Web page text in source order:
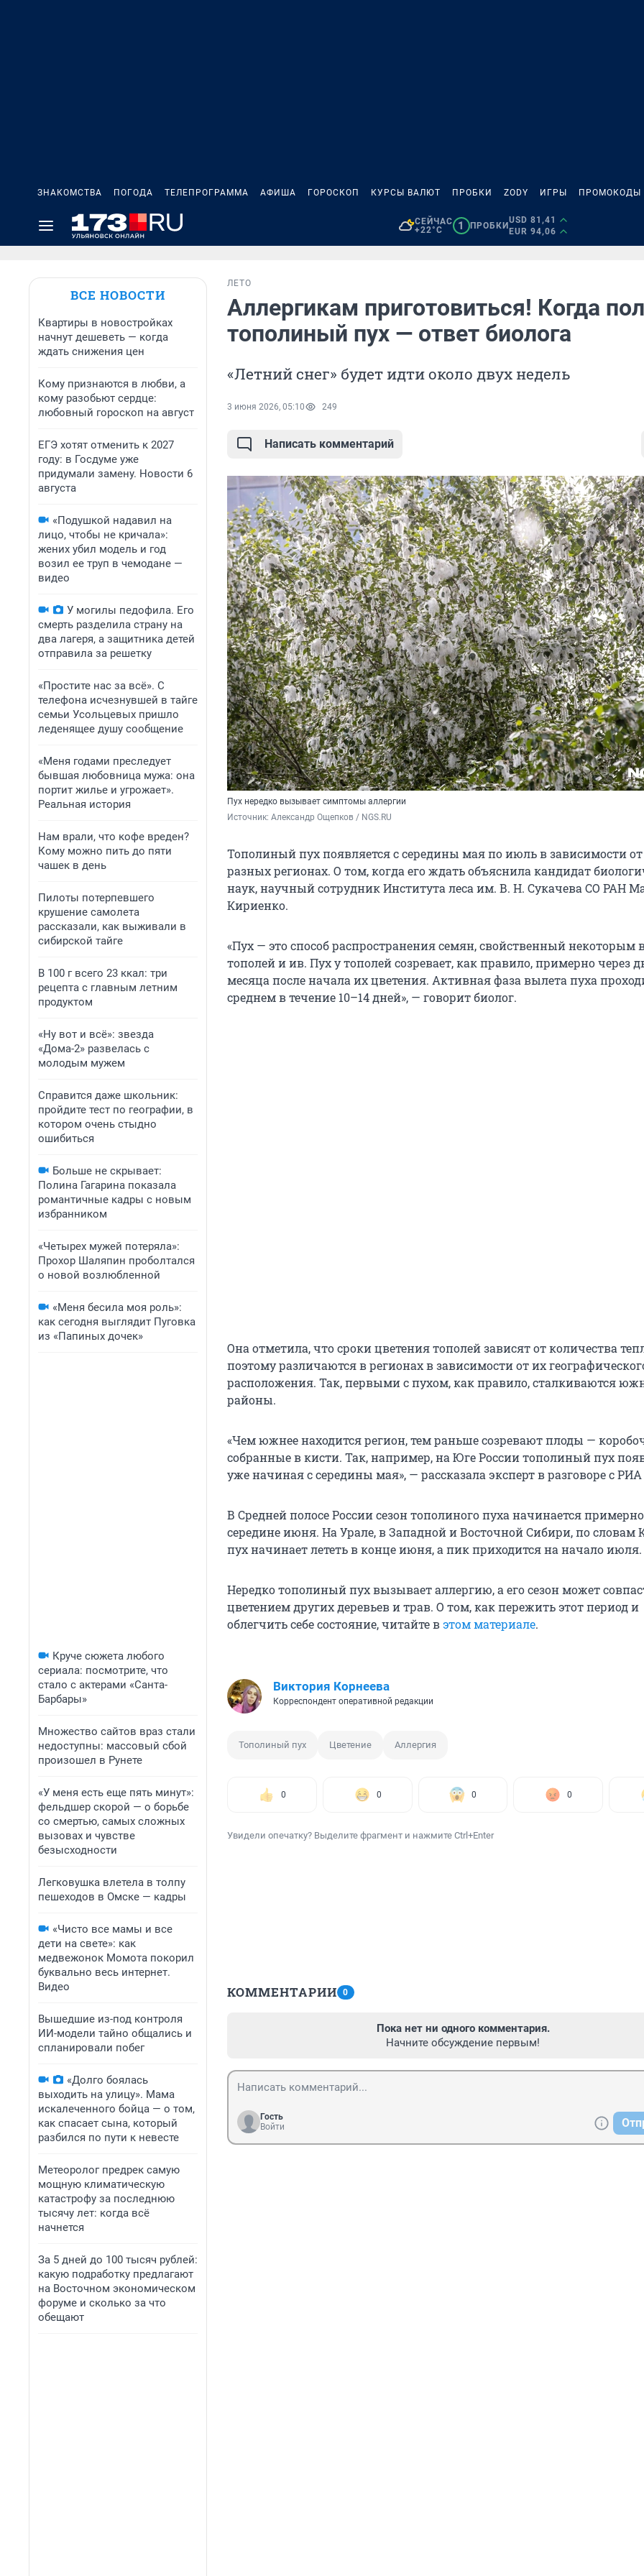
ЗНАКОМСТВА ПОГОДА ТЕЛЕПРОГРАММА АФИША ГОРОСКОП КУРСЫ ВАЛЮТ ПРОБКИ ZODY ИГРЫ ПРОМОКОДЫ
СЕЙЧАС
+22°C
1 ПРОБКИ
USD 81,41
EUR 94,06
ВСЕ НОВОСТИ
Квартиры в новостройках
начнут дешеветь — когда
ждать снижения цен
Кому признаются в любви, а
кому разобьют сердце:
любовный гороскоп на август
ЕГЭ хотят отменить к 2027
году: в Госдуме уже
придумали замену. Новости 6
августа
«Подушкой надавил на
лицо, чтобы не кричала»:
жених убил модель и год
возил ее труп в чемодане —
видео
У могилы педофила. Его
смерть разделила страну на
два лагеря, а защитника детей
отправила за решетку
«Простите нас за всё». С
телефона исчезнувшей в тайге
семьи Усольцевых пришло
леденящее душу сообщение
«Меня годами преследует
бывшая любовница мужа: она
портит жилье и угрожает».
Реальная история
Нам врали, что кофе вреден?
Кому можно пить до пяти
чашек в день
Пилоты потерпевшего
крушение самолета
рассказали, как выживали в
сибирской тайге
В 100 г всего 23 ккал: три
рецепта с главным летним
продуктом
«Ну вот и всё»: звезда
«Дома-2» развелась с
молодым мужем
Справится даже школьник:
пройдите тест по географии, в
котором очень стыдно
ошибиться
Больше не скрывает:
Полина Гагарина показала
романтичные кадры с новым
избранником
«Четырех мужей потеряла»:
Прохор Шаляпин проболтался
о новой возлюбленной
«Меня бесила моя роль»:
как сегодня выглядит Пуговка
из «Папиных дочек»
Круче сюжета любого
сериала: посмотрите, что
стало с актерами «Санта-
Барбары»
Множество сайтов враз стали
недоступны: массовый сбой
произошел в Рунете
«У меня есть еще пять минут»:
фельдшер скорой — о борьбе
со смертью, самых сложных
вызовах и чувстве
безысходности
Легковушка влетела в толпу
пешеходов в Омске — кадры
«Чисто все мамы и все
дети на свете»: как
медвежонок Момота покорил
буквально весь интернет.
Видео
Вышедшие из-под контроля
ИИ-модели тайно общались и
спланировали побег
«Долго боялась
выходить на улицу». Мама
искалеченного бойца — о том,
как спасает сына, который
разбился по пути к невесте
Метеоролог предрек самую
мощную климатическую
катастрофу за последнюю
тысячу лет: когда всё
начнется
За 5 дней до 100 тысяч рублей:
какую подработку предлагают
на Восточном экономическом
форуме и сколько за что
обещают
ЛЕТО
Аллергикам приготовиться! Когда
тополиный пух — ответ биолога
«Летний снег» будет идти около двух недель
3 июня 2026, 05:10 249
Написать комментарий
Пух нередко вызывает симптомы аллергии
Источник: Александр Ощепков / NGS.RU
Тополиный пух появляется с середины мая по июль в зависимости
разных регионах. О том, когда его ждать объяснила кандидат
наук, научный сотрудник Института леса им. В. Н. Сукачева СО РАН
Кириенко.
«Пух — это способ распространения семян, свойственный некоторым
тополей и ив. Пух у тополей созревает, как правило, примерно через
месяца после начала их цветения. Активная фаза вылета пуха
среднем в течение 10–14 дней», — говорит биолог.
Она отметила, что сроки цветения тополей зависят от количества
поэтому различаются в регионах в зависимости от их
расположения. Так, первыми с пухом, как правило, сталкиваются
районы.
«Чем южнее находится регион, тем раньше созревают плоды —
собранные в кисти. Так, например, на Юге России тополиный пух
уже начиная с середины мая», — рассказала эксперт в разговоре с
В Средней полосе России сезон тополиного пуха начинается
середине июня. На Урале, в Западной и Восточной Сибири, по словам
пух начинает лететь в конце июня, а пик приходится на начало июля.
Нередко тополиный пух вызывает аллергию, а его сезон может
цветением других деревьев и трав. О том, как пережить этот период и
облегчить себе состояние, читайте вэтом материале.
Виктория Корнеева
Корреспондент оперативной редакции
Тополиный пух Цветение Аллергия
0 0 0 0
Увидели опечатку? Выделите фрагмент и нажмите Ctrl+Enter
КОММЕНТАРИИ 0
Пока нет ни одного комментария.
Начните обсуждение первым!
Гость
Войти